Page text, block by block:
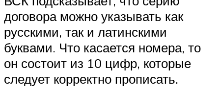
договора можно указывать как
русскими, так и латинскими
буквами. Что касается номера, то
он состоит из 10 цифр, которые
следует корректно прописать.